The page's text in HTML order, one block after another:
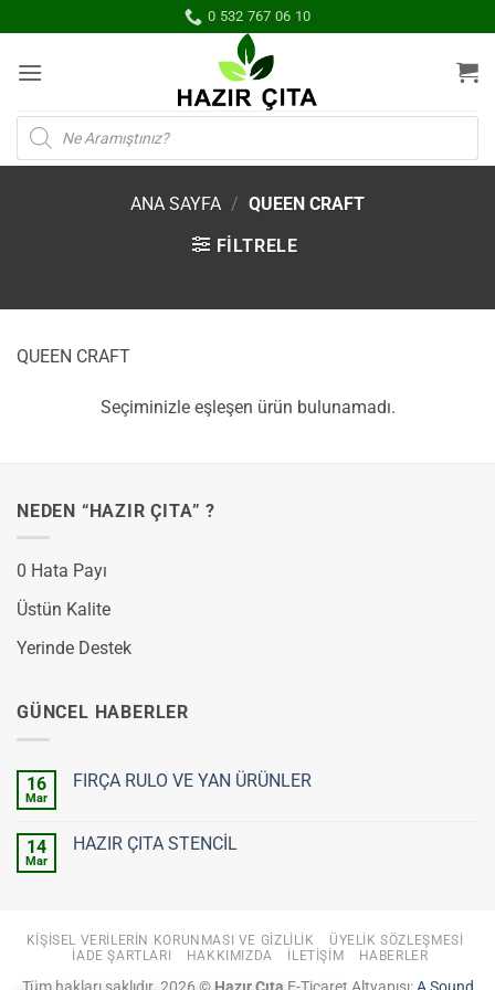
atla
0 532 767 06 10
Products
search
ANA SAYFA / QUEEN CRAFT
FILTRELE
QUEEN CRAFT
Seçiminizle eşleşen ürün bulunamadı.
NEDEN “HAZIR ÇITA” ?
0 Hata Payı
Üstün Kalite
Yerinde Destek
GÜNCEL HABERLER
16
Mar
FIRÇA RULO VE YAN ÜRÜNLER
RULO
14
Mar
HAZIR ÇITA STENCİL
KIŞISEL VERILERIN KORUNMASI VE GIZLILIK
ÜYELIK SÖZLEŞMESI
İADE ŞARTLARI
HAKKIMIZDA İLETIŞIM HABERLER